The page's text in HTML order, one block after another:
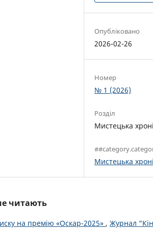
Опубліковано
2026-02-26
Номер
№ 1 (2026)
Розділ
Мистецька
Мистецька
читають
на премію «Оскар-2025» , Журнал